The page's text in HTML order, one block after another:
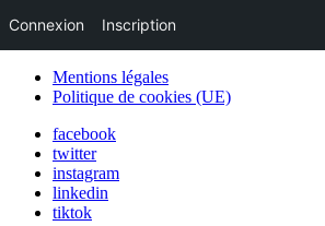
Mentions légales
Politique de cookies (UE)
facebook
twitter
instagram
linkedin
tiktok
Connexion Inscription